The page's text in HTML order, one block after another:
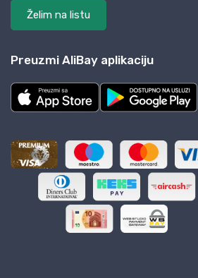
Želim na listu
Preuzmi AliBay aplikaciju